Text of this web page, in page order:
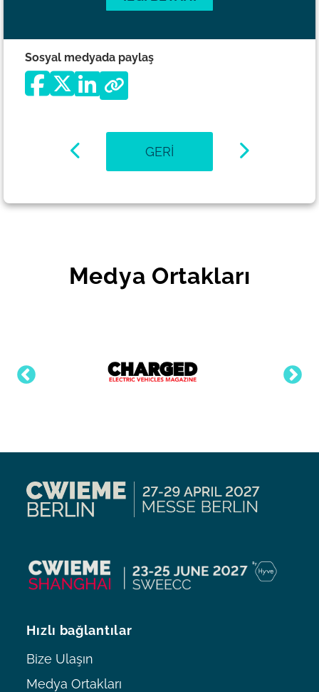
Sosyal medyada paylaş
GERI
Medya Ortakları
Hızlı bağlantılar
Bize Ulaşın
Medya Ortakları